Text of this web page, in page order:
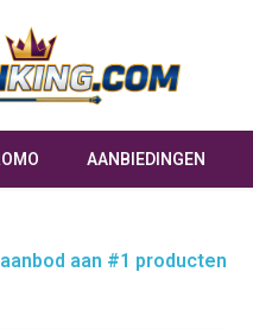
AANBIEDINGEN
aan #1 producten